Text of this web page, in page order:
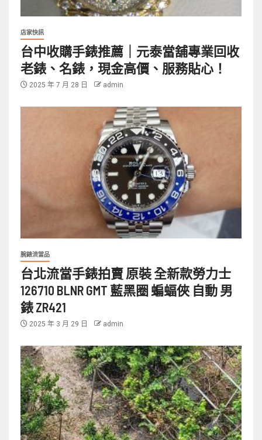
店家快訊
台中收購手錶推薦｜元泰當舖專業回收
老錶、名錶，現金高價、服務貼心！
2025 年 7 月 28 日 admin
腕錶流當品
台北流當手錶拍賣 原裝 全新款勞力士
126710 BLNR GMT 藍黑圈 蝙蝠俠 自動 男
錶 ZR421
2025 年 3 月 29 日 admin